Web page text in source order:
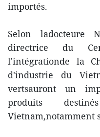
importés.
Selon ladocteure
directrice du
l'intégrationde la
d'industrie du
vertsauront un
produits
Vietnam,notamment